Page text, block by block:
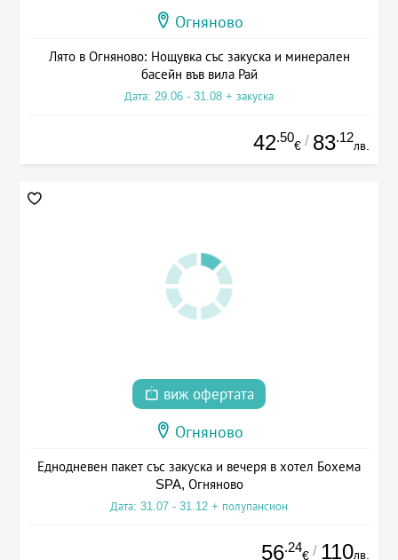
Огняново
Лято в Огняново: Нощувка със закуска и минерален
басейн във вила Рай
Дата: 29.06 - 31.08 + закуска
42.50
€ / 83.12
лв.
виж офертата
Огняново
Еднодневен пакет със закуска и вечеря в хотел Бохема
SPA, Огняново
Дата: 31.07 - 31.12 + полупансион
56.24
€ / 110лв.